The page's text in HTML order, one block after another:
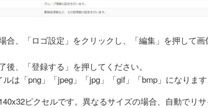
合、「ロゴ設定」をクリックし、「編集」を押して
後、「登録する」を押してください。
は「png」「jpeg」「jpg」「gif」「bmp」になります
ピクセルです。異なるサイズの場合、自動でリサ